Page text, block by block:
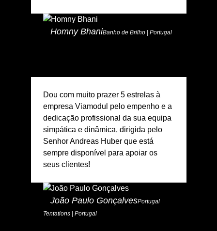
Homny BhaniBanho de Brilho | Portugal
Dou com muito prazer 5 estrelas à
empresa Viamodul pelo empenho e a
dedicação profissional da sua equipa
simpática e dinâmica, dirigida pelo
Senhor Andreas Huber que está
sempre disponível para apoiar os
seus clientes!
João Paulo GonçalvesPortugal
Tentations | Portugal